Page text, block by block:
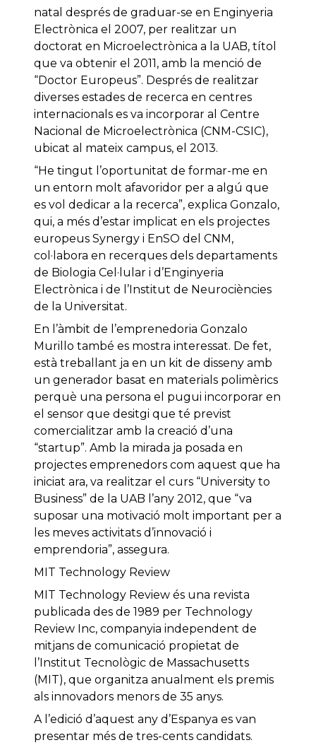
natal després de graduar-se en Enginyeria
Electrònica el 2007, per realitzar un
doctorat en Microelectrònica a la UAB, títol
que va obtenir el 2011, amb la menció de
“Doctor Europeus”. Després de realitzar
diverses estades de recerca en centres
internacionals es va incorporar al Centre
Nacional de Microelectrònica (CNM-CSIC),
ubicat al mateix campus, el 2013.
“He tingut l’oportunitat de formar-me en
un entorn molt afavoridor per a algú que
es vol dedicar a la recerca”, explica Gonzalo,
qui, a més d’estar implicat en els projectes
europeus Synergy i EnSO del CNM,
col·labora en recerques dels departaments
de Biologia Cel·lular i d’Enginyeria
Electrònica i de l’Institut de Neurociències
de la Universitat.
En l’àmbit de l’emprenedoria Gonzalo
Murillo també es mostra interessat. De fet,
està treballant ja en un kit de disseny amb
un generador basat en materials polimèrics
perquè una persona el pugui incorporar en
el sensor que desitgi que té previst
comercialitzar amb la creació d’una
“startup”. Amb la mirada ja posada en
projectes emprenedors com aquest que ha
iniciat ara, va realitzar el curs “University to
Business” de la UAB l’any 2012, que “va
suposar una motivació molt important per a
les meves activitats d’innovació i
emprendoria”, assegura.
MIT Technology Review
MIT Technology Review és una revista
publicada des de 1989 per Technology
Review Inc, companyia independent de
mitjans de comunicació propietat de
l’Institut Tecnològic de Massachusetts
(MIT), que organitza anualment els premis
als innovadors menors de 35 anys.
A l’edició d’aquest any d’Espanya es van
presentar més de tres-cents candidats.